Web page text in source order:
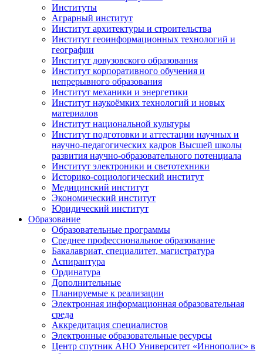
Институты
Аграрный институт
Институт архитектуры и строительства
Институт геоинформационных технологий и
географии
Институт довузовского образования
Институт корпоративного обучения и
непрерывного образования
Институт механики и энергетики
Институт наукоёмких технологий и новых
материалов
Институт национальной культуры
Институт подготовки и аттестации научных и
научно-педагогических кадров Высшей школы
развития научно-образовательного потенциала
Институт электроники и светотехники
Историко-социологический институт
Медицинский институт
Экономический институт
Юридический институт
Образование
Образовательные программы
Среднее профессиональное образование
Бакалавриат, специалитет, магистратура
Аспирантура
Ординатура
Дополнительные
Планируемые к реализации
Электронная информационная образовательная
среда
Аккредитация специалистов
Электронные образовательные ресурсы
Центр спутник АНО Университет «Иннополис» в